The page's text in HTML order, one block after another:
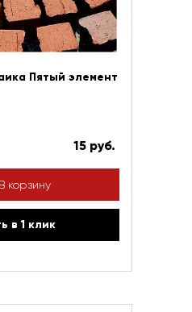
Пятый элемент
15 руб.
В корзину
в 1 клик